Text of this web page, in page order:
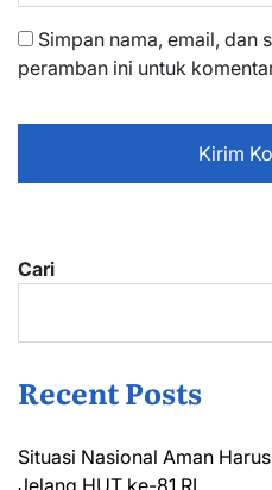
Simpan nama, email, dan
peramban ini untuk
Cari
Recent Posts
Situasi Nasional Aman